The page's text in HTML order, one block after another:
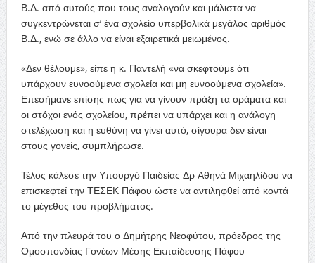
Β.Δ. από αυτούς που τους αναλογούν και μάλιστα να
συγκεντρώνεται σ’ ένα σχολείο υπερβολικά μεγάλος αριθμός
Β.Δ., ενώ σε άλλο να είναι εξαιρετικά μειωμένος.
«Δεν θέλουμε», είπε η κ. Παντελή «να σκεφτούμε ότι
υπάρχουν ευνοούμενα σχολεία και μη ευνοούμενα σχολεία».
Επεσήμανε επίσης πως για να γίνουν πράξη τα οράματα και
οι στόχοι ενός σχολείου, πρέπει να υπάρχει και η ανάλογη
στελέχωση και η ευθύνη να γίνει αυτό, σίγουρα δεν είναι
στους γονείς, συμπλήρωσε.
Τέλος κάλεσε την Υπουργό Παιδείας Δρ Αθηνά Μιχαηλίδου να
επισκεφτεί την ΤΕΣΕΚ Πάφου ώστε να αντιληφθεί από κοντά
το μέγεθος του προβλήματος.
Από την πλευρά του ο Δημήτρης Νεοφύτου, πρόεδρος της
Ομοσπονδίας Γονέων Μέσης Εκπαίδευσης Πάφου